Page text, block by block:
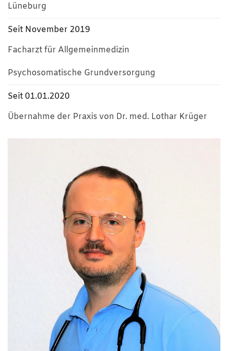
Lüneburg
Seit November 2019
Facharzt für Allgemeinmedizin
Psychosomatische Grundversorgung
Seit 01.01.2020
Übernahme der Praxis von Dr. med. Lothar Krüger